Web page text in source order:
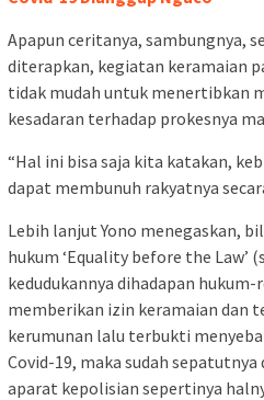
Apapun ceritanya, sambungnya,
diterapkan, kegiatan keramaian
tidak mudah untuk menertibkan
kesadaran terhadap prokesnya
“Hal ini bisa saja kita katakan,
dapat membunuh rakyatnya
Lebih lanjut Yono menegaskan,
hukum ‘Equality before the Law’
kedudukannya dihadapan
memberikan izin keramaian dan
kerumunan lalu terbukti
Covid-19, maka sudah
aparat kepolisian sepertinya